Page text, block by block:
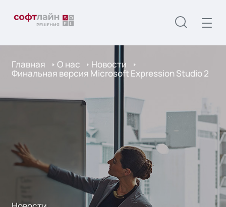
Главная О нас Новости
Финальная версия Microsoft Expression Studio 2